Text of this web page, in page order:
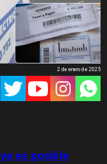
2 de enero de 2025
ya es posible